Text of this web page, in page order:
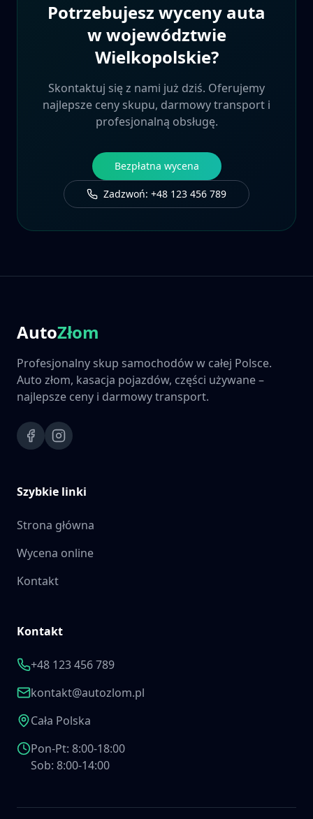
Potrzebujesz wyceny auta
w województwie
Wielkopolskie?
Skontaktuj się z nami już dziś. Oferujemy
najlepsze ceny skupu, darmowy transport i
profesjonalną obsługę.
Bezpłatna wycena
Zadzwoń: +48 123 456 789
AutoZłom
Profesjonalny skup samochodów w całej Polsce.
Auto złom, kasacja pojazdów, części używane –
najlepsze ceny i darmowy transport.
Szybkie linki
Strona główna
Wycena online
Kontakt
Kontakt
+48 123 456 789
kontakt@autozlom.pl
Cała Polska
Pon-Pt: 8:00-18:00
Sob: 8:00-14:00